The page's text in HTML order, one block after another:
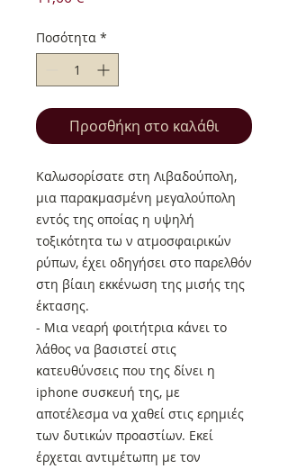
Ποσότητα *
Προσθήκη στο καλάθι
Καλωσορίσατε στη Λιβαδούπολη,
μια παρακμασμένη μεγαλούπολη
εντός της οποίας η υψηλή
τοξικότητα τω ν ατμοσφαιρικών
ρύπων, έχει οδηγήσει στο παρελθόν
στη βίαιη εκκένωση της μισής της
έκτασης.
- Μια νεαρή φοιτήτρια κάνει το
λάθος να βασιστεί στις
κατευθύνσεις που της δίνει η
iphone συσκευή της, με
αποτέλεσμα να χαθεί στις ερημιές
των δυτικών προαστίων. Εκεί
έρχεται αντιμέτωπη με τον